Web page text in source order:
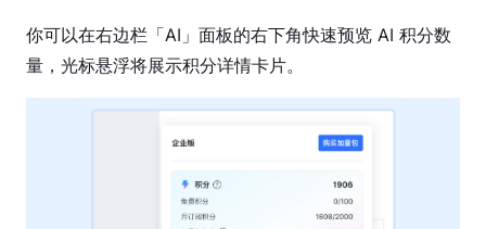
设
置
插
你可以在右边栏「AI」面板的右下角快速预览 AI 积分数